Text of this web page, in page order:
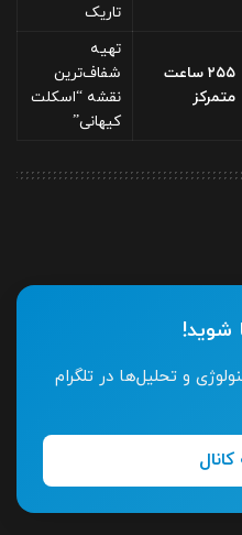
تاریک
۲۵۵ ساعت
متمرکز
تهیه
شفاف‌ترین
نقشه “اسکلت
کیهانی”
شوید!
و تحلیل‌ها در تلگرام